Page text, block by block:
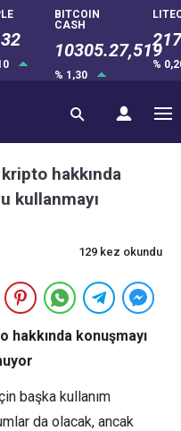
BITCOIN
CASH
10305.27,519
% 1,30
%
hakkında
kullanmayı
129 kez okundu
hakkında konuşmayı
başka kullanım
da olacak, ancak